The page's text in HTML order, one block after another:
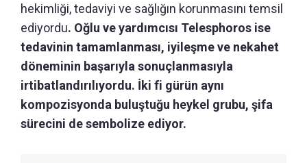
hekimliği, tedaviyi ve sağlığın korunmasını temsil
ediyordu. Oğlu ve yardımcısı Telesphoros ise
tedavinin tamamlanması, iyileşme ve nekahet
döneminin başarıyla sonuçlanmasıyla
irtibatlandırılıyordu. İki fi gürün aynı
kompozisyonda buluştuğu heykel grubu, şifa
sürecini de sembolize ediyor.